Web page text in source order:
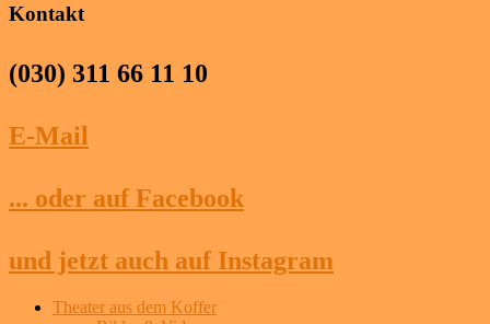
Kontakt
(030) 311 66 11 10
E-Mail
... oder auf Facebook
und jetzt auch auf Instagram
Theater aus dem Koffer